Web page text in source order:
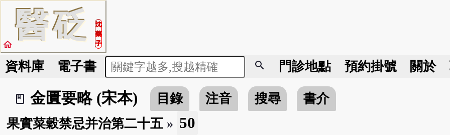
醫砭
沈
藥
子
home
資料庫 電子書 search 門診地點 預約掛號 關於
book_2
金匱要略 (宋本) 目錄 注音 搜尋
書介
果實菜穀禁忌并治第二十五» 50